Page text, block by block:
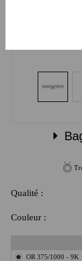
Qualité :
Couleur :
OR 375/1000 - 9K